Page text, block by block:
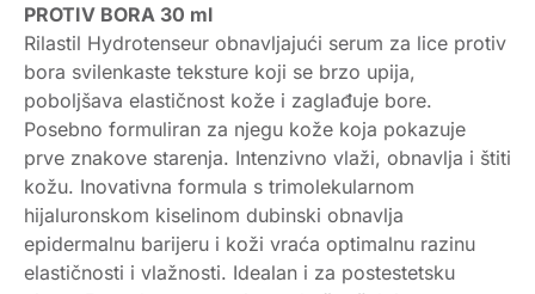
PROTIV BORA 30 ml
Rilastil Hydrotenseur obnavljajući serum za lice protiv
bora svilenkaste teksture koji se brzo upija,
poboljšava elastičnost kože i zaglađuje bore.
Posebno formuliran za njegu kože koja pokazuje
prve znakove starenja. Intenzivno vlaži, obnavlja i štiti
kožu. Inovativna formula s trimolekularnom
hijaluronskom kiselinom dubinski obnavlja
epidermalnu barijeru i koži vraća optimalnu razinu
elastičnosti i vlažnosti. Idealan i za postestetsku